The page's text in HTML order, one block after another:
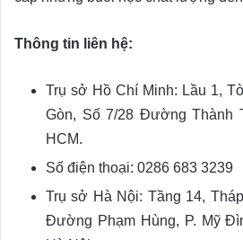
Thông tin liên hệ:
Trụ sở Hồ Chí Minh: Lầu 1,
Gòn, Số 7/28 Đường Thành
HCM.
Số điện thoại: 0286 683 3239
Trụ sở Hà Nội: Tầng 14,
Đường Phạm Hùng, P. Mỹ